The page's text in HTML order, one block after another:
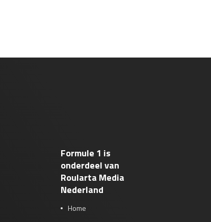
Formule 1 is
onderdeel van
Roularta Media
Nederland
Home